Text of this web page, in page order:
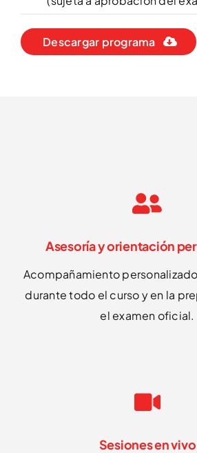
Descargar programa
Asesoría y orientación
Acompañamiento
durante todo el curso y en la
el examen oficial.
Sesiones en vivo